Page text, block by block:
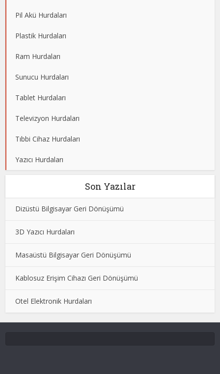
Pil Akü Hurdaları
Plastik Hurdaları
Ram Hurdaları
Sunucu Hurdaları
Tablet Hurdaları
Televizyon Hurdaları
Tıbbi Cihaz Hurdaları
Yazıcı Hurdaları
Son Yazılar
Dizüstü Bilgisayar Geri Dönüşümü
3D Yazıcı Hurdaları
Masaüstü Bilgisayar Geri Dönüşümü
Kablosuz Erişim Cihazı Geri Dönüşümü
Otel Elektronik Hurdaları